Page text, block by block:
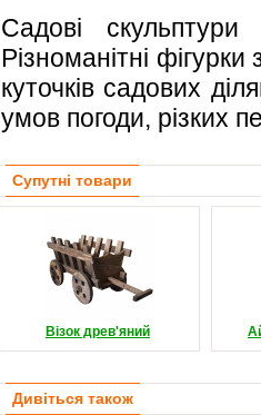
Садові
Різноманітні
куточків садових
умов погоди, різких
Супутні товари
Візок древ'яний
Дивіться також